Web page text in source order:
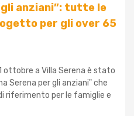
gli anziani”: tutte le
per gli over 65
ottobre a Villa Serena è stato
Serena per gli anziani" che
riferimento per le famiglie e